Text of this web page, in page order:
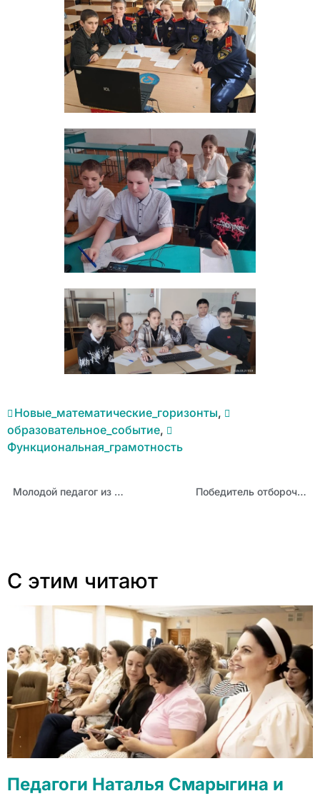
Новые_математические_горизонты,
образовательное_событие,
Функциональная_грамотность
Молодой педагог из Рубцовска представляет Алтайский край на Всероссийском конкурсе «Педагогический дебют – 2026» Победитель отборочного этапа Всероссийского конкурса «Мастер года» в Алтайском крае в 2026 году: Алина Антонова
С этим читают
Педагоги Наталья Смарыгина и